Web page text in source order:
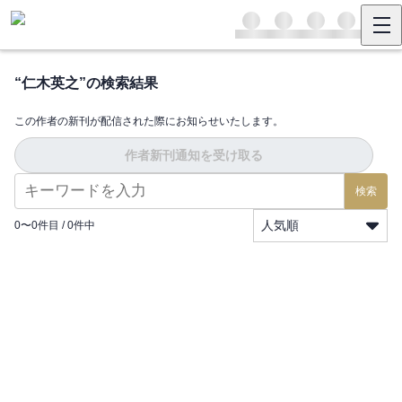
“仁木英之”の検索結果
この作者の新刊が配信された際にお知らせいたします。
作者新刊通知を受け取る
検索
0〜0件目 / 0件中 人気順